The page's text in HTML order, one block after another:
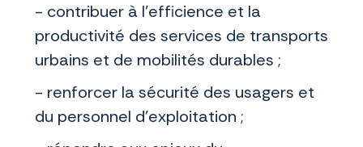
- contribuer à l’efficience et la
productivité des services de transports
urbains et de mobilités durables ;
- renforcer la sécurité des usagers et
du personnel d’exploitation ;